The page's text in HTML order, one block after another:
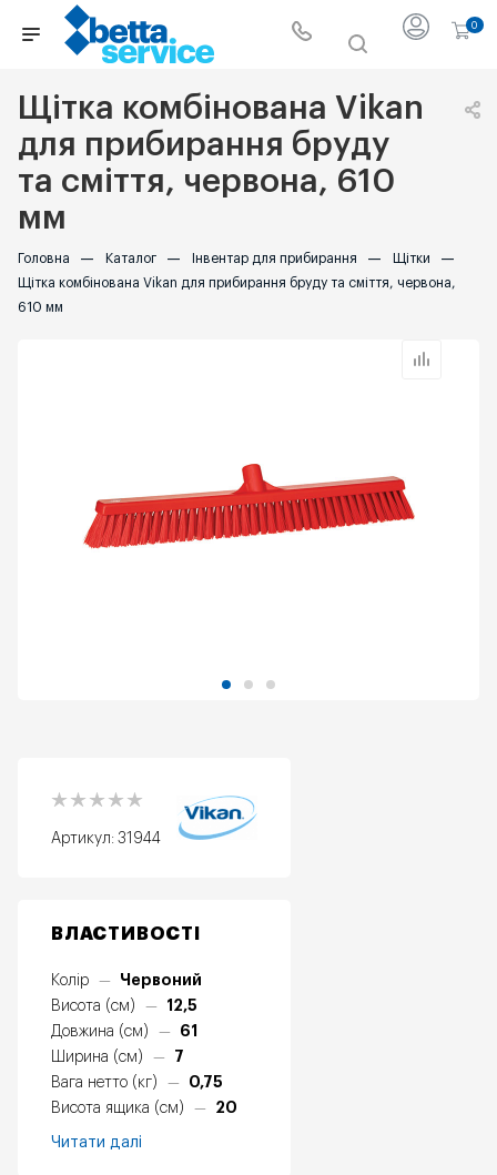
0
Щітка комбінована Vikan
для прибирання бруду
та сміття, червона, 610
мм
Головна — Каталог — Інвентар для прибирання — Щітки —
Щітка комбінована Vikan для прибирання бруду та сміття, червона,
610 мм
Артикул: 31944
ВЛАСТИВОСТІ
Колір —
Червоний
Висота (см)
—
12,5
Довжина (см)
—
61
Ширина (см)
—
7
Вага нетто (кг)
—
0,75
Висота ящика (см)
— 20
Читати далі